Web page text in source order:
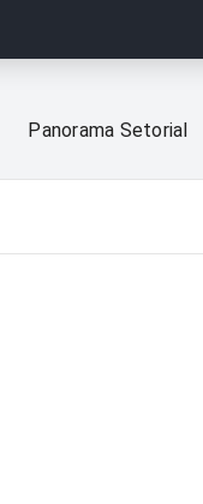
Panorama Setorial